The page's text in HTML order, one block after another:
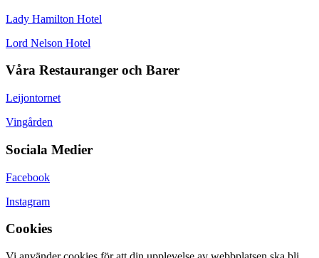
Lady Hamilton Hotel
Lord Nelson Hotel
Våra Restauranger och Barer
Leijontornet
Vingården
Sociala Medier
Facebook
Instagram
Cookies